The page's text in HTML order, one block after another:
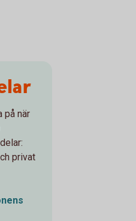
på när
privat